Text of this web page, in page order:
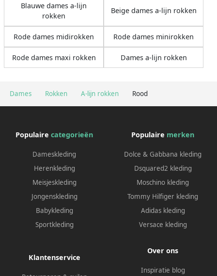
Dames Rokken A-lijn rokken Rood
Blauwe dames a-lijn
rokken
Beige dames a-lijn rokken
Rode dames midirokken Rode dames minirokken
Rode dames maxi rokken Dames a-lijn rokken
Populaire categorieën
Dameskleding
Herenkleding
Meisjeskleding
Jongenskleding
Babykleding
Sportkleding
Populaire merken
Dolce & Gabbana kleding
Dsquared2 kleding
Moschino kleding
Tommy Hilfiger kleding
Adidas kleding
Versace kleding
Klantenservice
Over ons
Inspiratie blog